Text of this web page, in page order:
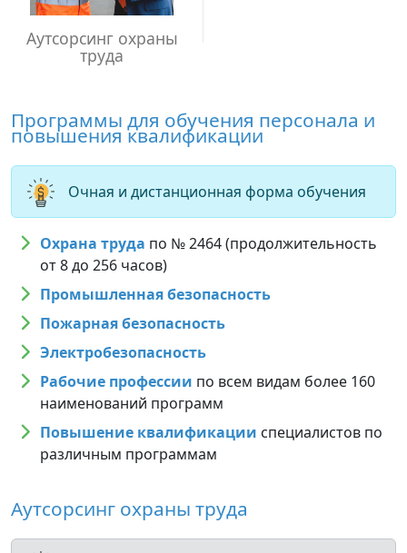
Аутсорсинг охраны
труда
Программы для обучения персонала и
повышения квалификации
Очная и дистанционная форма обучения
Охрана труда по № 2464 (продолжительность
от 8 до 256 часов)
Промышленная безопасность
Пожарная безопасность
Электробезопасность
Рабочие профессии по всем видам более 160
наименований программ
Повышение квалификации специалистов по
различным программам
Аутсорсинг охраны труда